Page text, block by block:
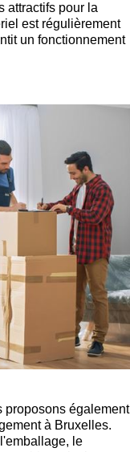
attractifs pour la
est régulièrement
un fonctionnement
proposons également
à Bruxelles.
le